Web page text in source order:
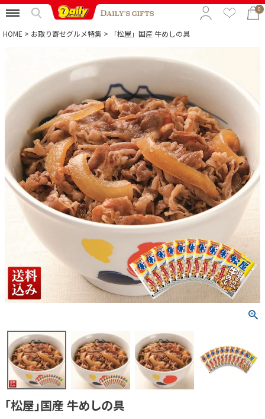
0
予算から選ぶ
カテゴリから選ぶ
贈る相手から選ぶ
HOME お取り寄せグルメ特集 「松屋」国産 牛めしの具
「松屋」国産 牛めしの具